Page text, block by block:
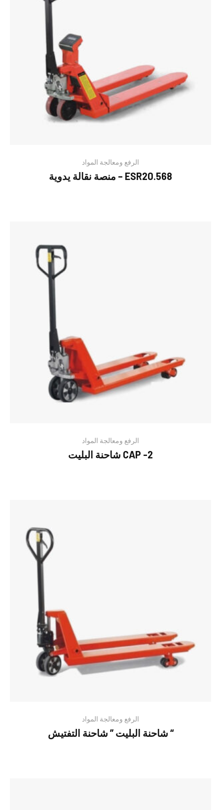
الرفع ومعالجة المواد
منصة نقالة يدوية – ESR20.568
الرفع ومعالجة المواد
شاحنة البليت CAP -2
الرفع ومعالجة المواد
شاحنة البليت ” شاحنة التفتيش “